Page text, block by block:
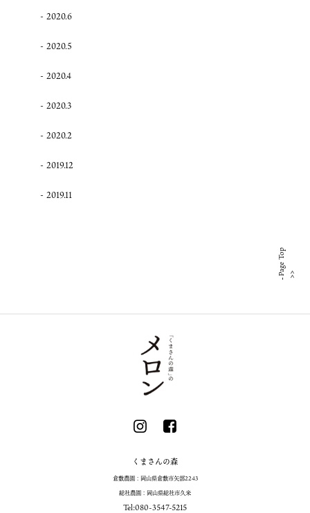
2020.6
2020.5
2020.4
2020.3
2020.2
2019.12
2019.11
くまさんの森
倉敷農園：岡山県倉敷市矢部2243
総社農園：岡山県総社市久米
Tel:080-3547-5215
Page Top